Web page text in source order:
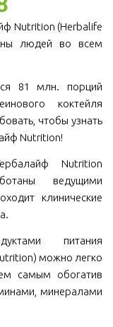
Nutrition (Herbalife
людей во всем
81 млн. порций
коктейля
чтобы узнать
Nutrition!
Nutrition
ведущими
клинические
питания
можно легко
самым обогатив
минералами